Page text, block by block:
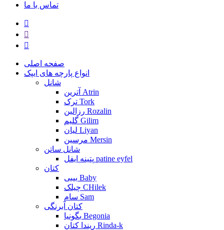
تماس با ما
صفحه اصلی
انواع پارچه های ایپک
شانل
آترین Atrin
ترک Tork
رزالین Rozalin
گلیم Gilim
لیان Liyan
مرسین Mersin
شانل ساتن
پتینه ایفل patine eyfel
کتان
بیبی Baby
چیلک CHilek
سام Sam
کتان آبرنگی
بگونیا Begonia
ریندا کتان Rinda-k